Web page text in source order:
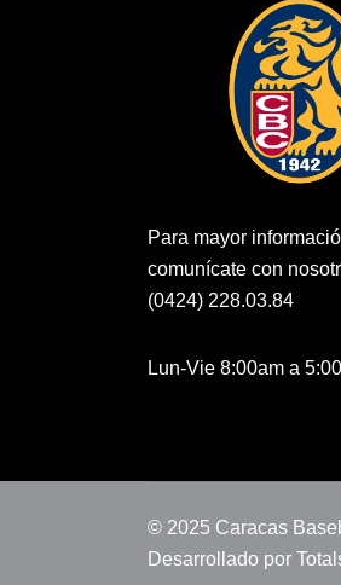
Para mayor
comunícate con
(0424) 228.03.84
Lun-Vie 8:00am a
© 2025 Caracas
Desarrollado por